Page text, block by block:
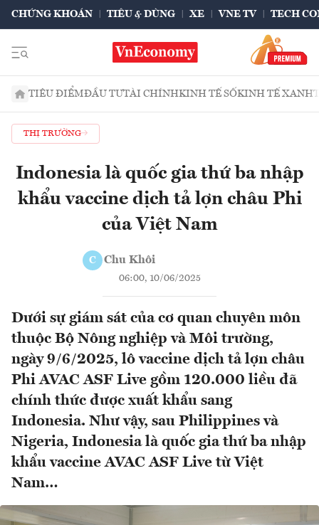
CHỨNG KHOÁN TIÊU & DÙNG XE VNE TV TECH
TIÊU ĐIỂMĐẦU TƯTÀI CHÍNHKINH TẾ SỐKINH TẾ XANH
THỊ TRƯỜNG
Indonesia là quốc gia thứ ba nhập
khẩu vaccine dịch tả lợn châu Phi
của Việt Nam
C Chu Khôi
06:00, 10/06/2025
Dưới sự giám sát của cơ quan chuyên môn
thuộc Bộ Nông nghiệp và Môi trường,
ngày 9/6/2025, lô vaccine dịch tả lợn châu
Phi AVAC ASF Live gồm 120.000 liều đã
chính thức được xuất khẩu sang
Indonesia. Như vậy, sau Philippines và
Nigeria, Indonesia là quốc gia thứ ba nhập
khẩu vaccine AVAC ASF Live từ Việt
Nam…